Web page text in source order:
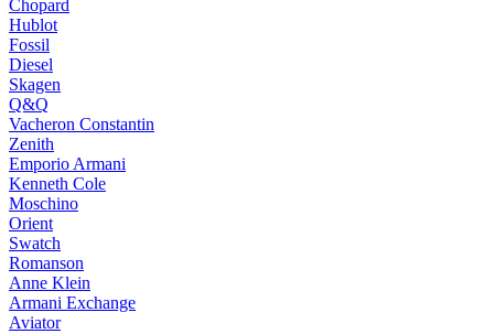
Chopard
Hublot
Fossil
Diesel
Skagen
Q&Q
Vacheron Constantin
Zenith
Emporio Armani
Kenneth Cole
Moschino
Orient
Swatch
Romanson
Anne Klein
Armani Exchange
Aviator